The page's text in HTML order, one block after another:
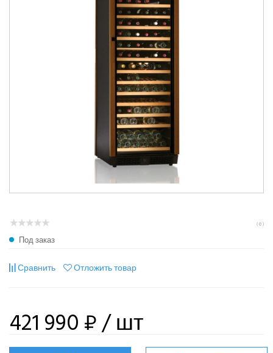
( 0 )
Под заказ
Сравнить Отложить товар
421 990 ₽/ шт